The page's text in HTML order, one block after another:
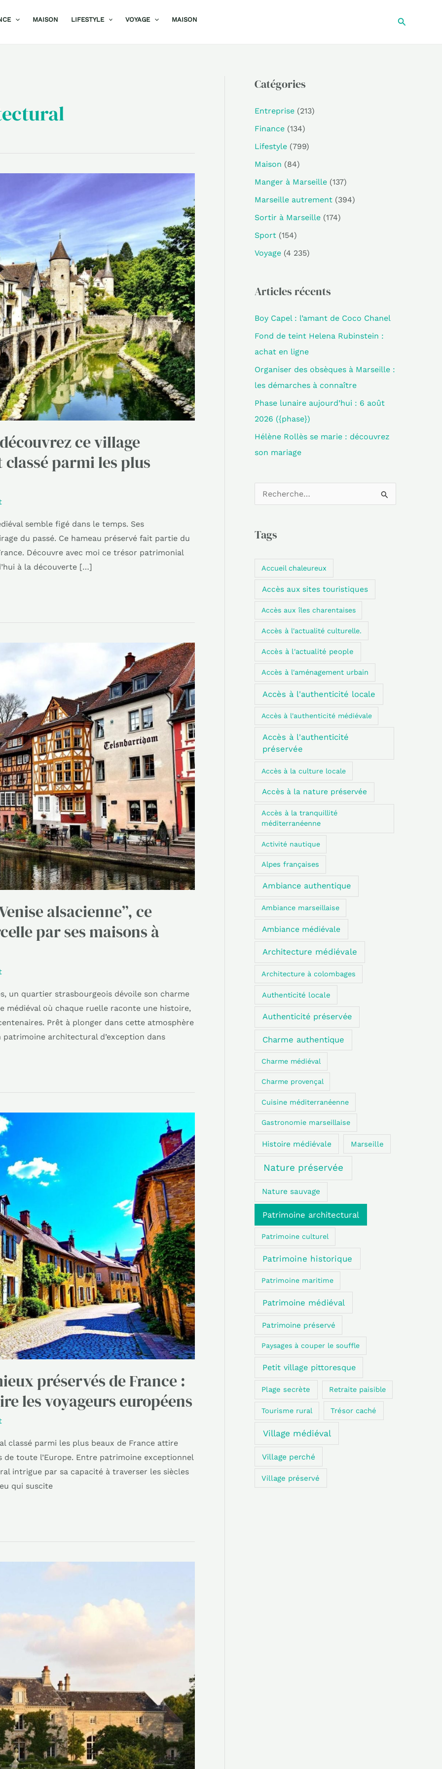
MAISON LIFESTYLE VOYAGE MAISON
ce village
classé parmi les plus
semble figé dans le temps. Ses
du passé. Ce hameau préservé fait partie du
Découvre avec moi ce trésor patrimonial
à la découverte […]
alsacienne”, ce
par ses maisons à
un quartier strasbourgeois dévoile son charme
médiéval où chaque ruelle raconte une histoire,
Prêt à plonger dans cette atmosphère
architectural d’exception dans
préservés de France :
les voyageurs européens
classé parmi les plus beaux de France attire
de toute l’Europe. Entre patrimoine exceptionnel
intrigue par sa capacité à traverser les siècles
qui suscite
Catégories
Entreprise (213)
Finance (134)
Lifestyle (799)
Maison (84)
Manger à Marseille (137)
Marseille autrement (394)
Sortir à Marseille (174)
Sport (154)
Voyage (4 235)
Articles récents
Boy Capel : l’amant de Coco Chanel
Fond de teint Helena Rubinstein :
achat en ligne
Organiser des obsèques à Marseille :
les démarches à connaître
Phase lunaire aujourd’hui : 6 août
2026 ({phase})
Hélène Rollès se marie : découvrez
son mariage
e
r
e
r
Tags
Accueil chaleureux
Accès aux sites touristiques
Accès aux îles charentaises
Accès à l'actualité culturelle.
Accès à l'actualité people
Accès à l'aménagement urbain
Accès à l'authenticité locale
Accès à l'authenticité médiévale
Accès à l'authenticité
préservée
Accès à la culture locale
Accès à la nature préservée
Accès à la tranquillité
méditerranéenne
Activité nautique
Alpes françaises
Ambiance authentique
Ambiance marseillaise
Ambiance médiévale
Architecture médiévale
Architecture à colombages
Authenticité locale
Authenticité préservée
Charme authentique
Charme médiéval
Charme provençal
Cuisine méditerranéenne
Gastronomie marseillaise
Histoire médiévale Marseille
Nature préservée
Nature sauvage
Patrimoine architectural
Patrimoine culturel
Patrimoine historique
Patrimoine maritime
Patrimoine médiéval
Patrimoine préservé
Paysages à couper le souffle
Petit village pittoresque
Plage secrète Retraite paisible
Tourisme rural Trésor caché
Village médiéval
Village perché
Village préservé